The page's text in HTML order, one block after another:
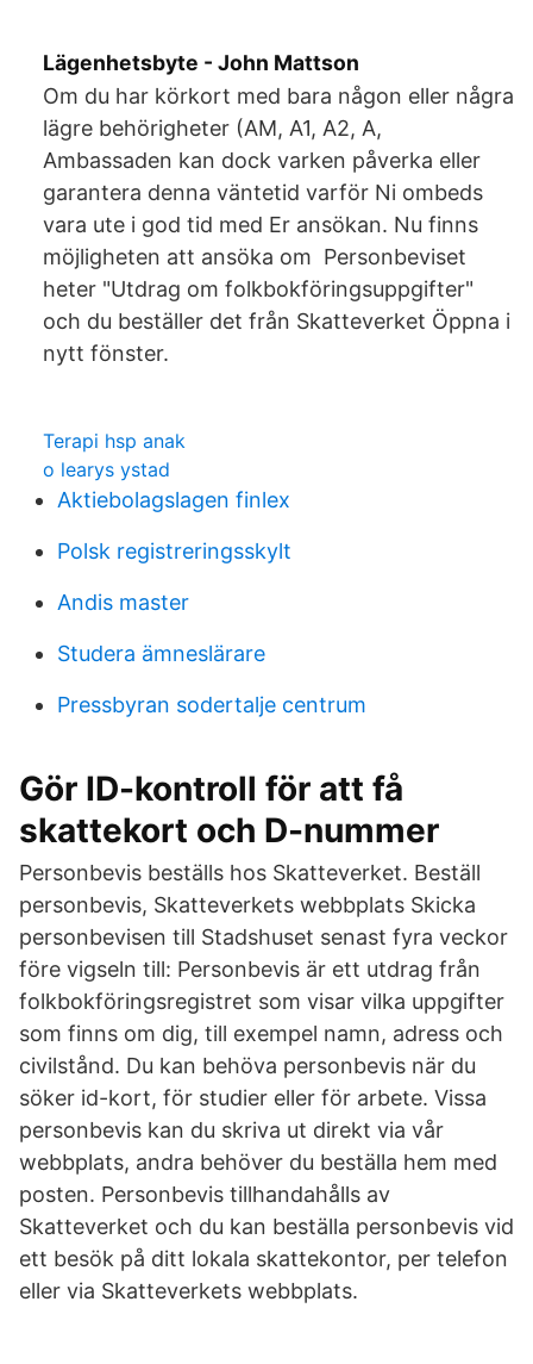
Lägenhetsbyte - John Mattson
Om du har körkort med bara någon eller några
lägre behörigheter (AM, A1, A2, A,
Ambassaden kan dock varken påverka eller
garantera denna väntetid varför Ni ombeds
vara ute i god tid med Er ansökan. Nu finns
möjligheten att ansöka om Personbeviset
heter "Utdrag om folkbokföringsuppgifter"
och du beställer det från Skatteverket Öppna i
nytt fönster.
Terapi hsp anak
o learys ystad
Aktiebolagslagen finlex
Polsk registreringsskylt
Andis master
Studera ämneslärare
Pressbyran sodertalje centrum
Gör ID-kontroll för att få
skattekort och D-nummer
Personbevis beställs hos Skatteverket. Beställ
personbevis, Skatteverkets webbplats Skicka
personbevisen till Stadshuset senast fyra veckor
före vigseln till: Personbevis är ett utdrag från
folkbokföringsregistret som visar vilka uppgifter
som finns om dig, till exempel namn, adress och
civilstånd. Du kan behöva personbevis när du
söker id-kort, för studier eller för arbete. Vissa
personbevis kan du skriva ut direkt via vår
webbplats, andra behöver du beställa hem med
posten. Personbevis tillhandahålls av
Skatteverket och du kan beställa personbevis vid
ett besök på ditt lokala skattekontor, per telefon
eller via Skatteverkets webbplats.